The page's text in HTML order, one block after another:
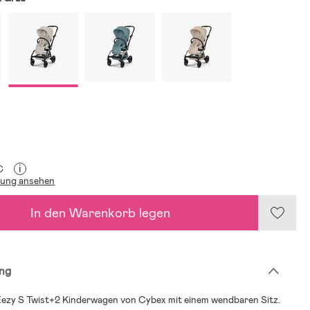
i
ansehen
In den Warenkorb legen
S Twist+2 Kinderwagen von Cybex mit einem wendbaren Sitz.